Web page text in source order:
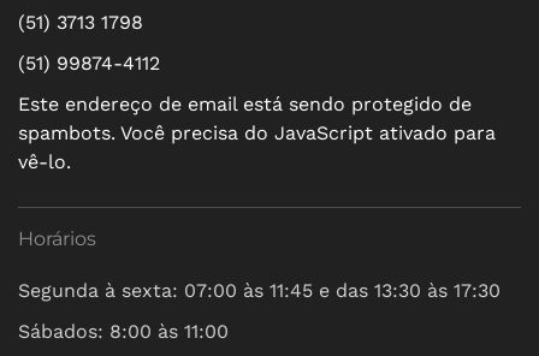
(51) 3713 1798
(51) 99874-4112
Este endereço de email está sendo protegido de
spambots. Você precisa do JavaScript ativado para
vê-lo.
Horários
Segunda à sexta: 07:00 às 11:45 e das 13:30 às 17:30
Sábados: 8:00 às 11:00